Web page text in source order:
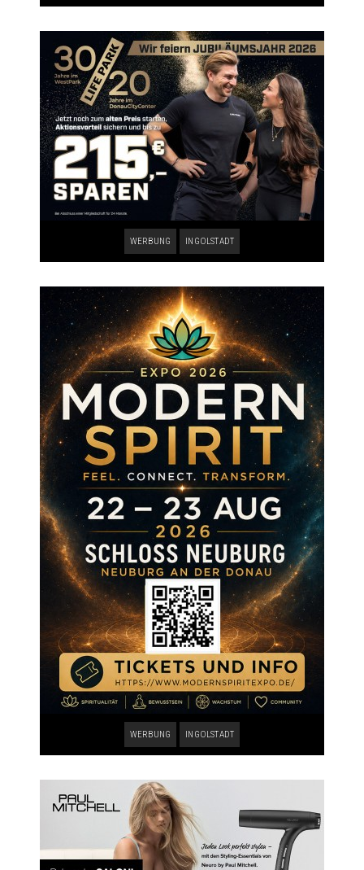
WERBUNG INGOLSTADT
WERBUNG INGOLSTADT